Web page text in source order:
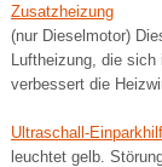
Zusatzheizung
(nur Dieselmotor)
Luftheizung, die sich
verbessert die
Ultraschall-
leuchtet gelb.